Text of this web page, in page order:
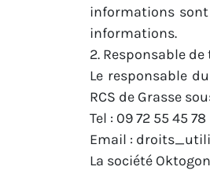
informations
informations.
2. Responsable
Le responsable
RCS de Grasse
Tel : 09 72 55 45 78
Email :
La société